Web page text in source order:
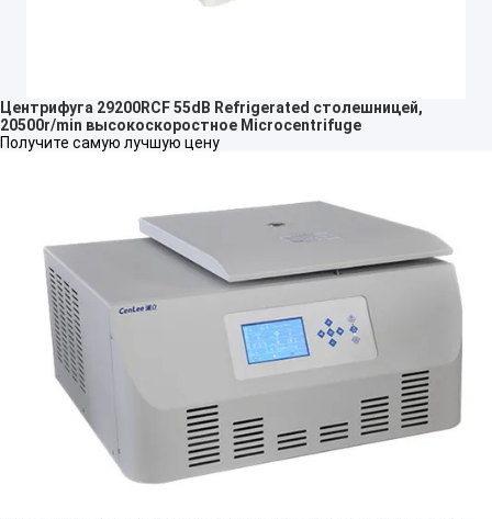
Центрифуга 29200RCF 55dB Refrigerated столешницей,
20500r/min высокоскоростное Microcentrifuge
Получите самую лучшую цену